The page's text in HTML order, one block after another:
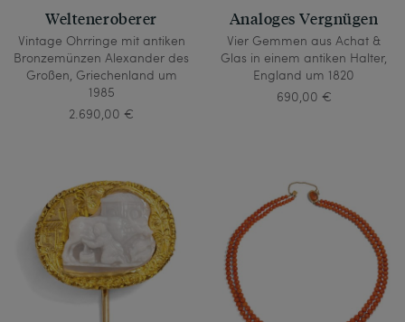
Welteneroberer
Vintage Ohrringe mit antiken
Bronzemünzen Alexander des
Großen, Griechenland um
1985
2.690,00 €
Analoges Vergnügen
Vier Gemmen aus Achat &
Glas in einem antiken Halter,
England um 1820
690,00 €